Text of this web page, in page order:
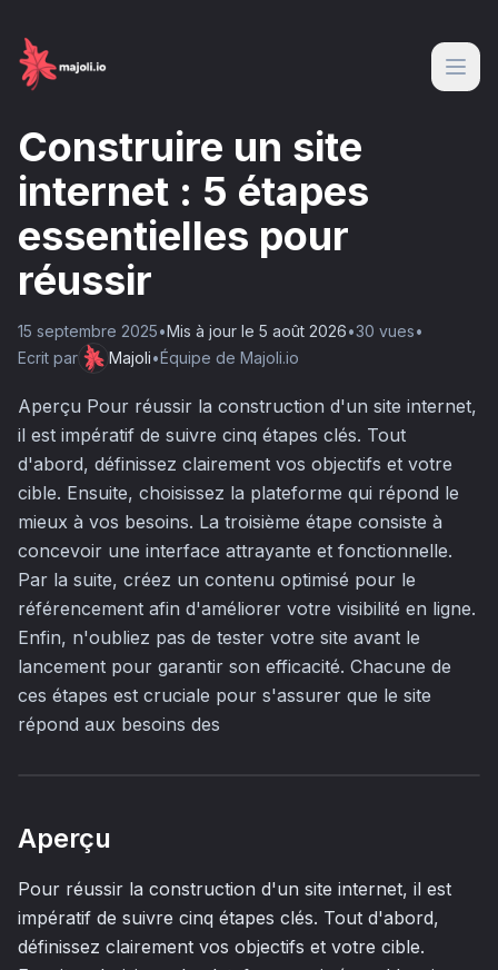
Construire un site
internet : 5 étapes
essentielles pour
réussir
15 septembre 2025•Mis à jour le 5 août 2026•30 vues•
Ecrit par
Majoli•Équipe de Majoli.io
Aperçu Pour réussir la construction d'un site internet,
il est impératif de suivre cinq étapes clés. Tout
d'abord, définissez clairement vos objectifs et votre
cible. Ensuite, choisissez la plateforme qui répond le
mieux à vos besoins. La troisième étape consiste à
concevoir une interface attrayante et fonctionnelle.
Par la suite, créez un contenu optimisé pour le
référencement afin d'améliorer votre visibilité en ligne.
Enfin, n'oubliez pas de tester votre site avant le
lancement pour garantir son efficacité. Chacune de
ces étapes est cruciale pour s'assurer que le site
répond aux besoins des
Aperçu
Pour réussir la construction d'un site internet, il est
impératif de suivre cinq étapes clés. Tout d'abord,
définissez clairement vos objectifs et votre cible.